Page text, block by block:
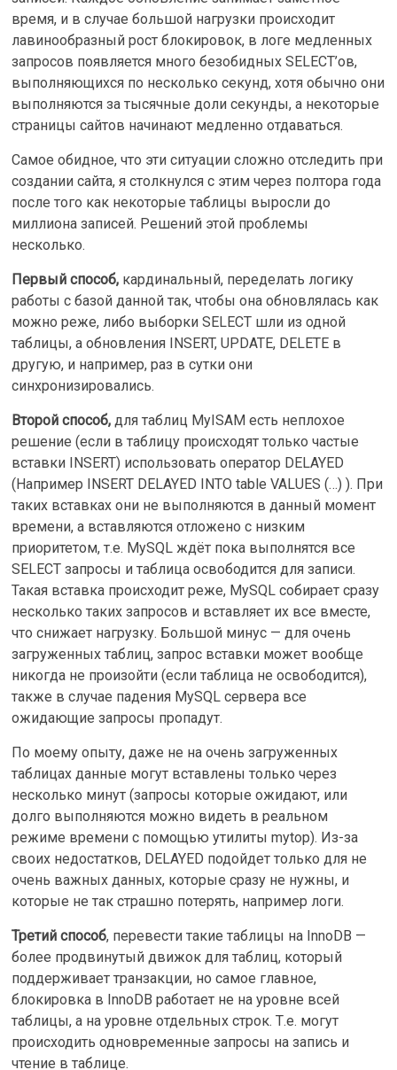
время, и в случае большой нагрузки происходит
лавинообразный рост блокировок, в логе медленных
запросов появляется много безобидных SELECT’ов,
выполняющихся по несколько секунд, хотя обычно они
выполняются за тысячные доли секунды, а некоторые
страницы сайтов начинают медленно отдаваться.
Самое обидное, что эти ситуации сложно отследить при
создании сайта, я столкнулся с этим через полтора года
после того как некоторые таблицы выросли до
миллиона записей. Решений этой проблемы
несколько.
Первый способ, кардинальный, переделать логику
работы с базой данной так, чтобы она обновлялась как
можно реже, либо выборки SELECT шли из одной
таблицы, а обновления INSERT, UPDATE, DELETE в
другую, и например, раз в сутки они
синхронизировались.
Второй способ,для таблиц MyISAM есть неплохое
решение (если в таблицу происходят только частые
вставки INSERT) использовать оператор DELAYED
(Например INSERT DELAYED INTO table VALUES (…) ). При
таких вставках они не выполняются в данный момент
времени, а вставляются отложено с низким
приоритетом, т.е. MySQL ждёт пока выполнятся все
SELECT запросы и таблица освободится для записи.
Такая вставка происходит реже, MySQL собирает сразу
несколько таких запросов и вставляет их все вместе,
что снижает нагрузку. Большой минус — для очень
загруженных таблиц, запрос вставки может вообще
никогда не произойти (если таблица не освободится),
также в случае падения MySQL сервера все
ожидающие запросы пропадут.
По моему опыту, даже не на очень загруженных
таблицах данные могут вставлены только через
несколько минут (запросы которые ожидают, или
долго выполняются можно видеть в реальном
режиме времени с помощью утилиты mytop). Из-за
своих недостатков, DELAYED подойдет только для не
очень важных данных, которые сразу не нужны, и
которые не так страшно потерять, например логи.
Третий способ, перевести такие таблицы на InnoDB —
более продвинутый движок для таблиц, который
поддерживает транзакции, но самое главное,
блокировка в InnoDB работает не на уровне всей
таблицы, а на уровне отдельных строк. Т.е. могут
происходить одновременные запросы на запись и
чтение в таблице.